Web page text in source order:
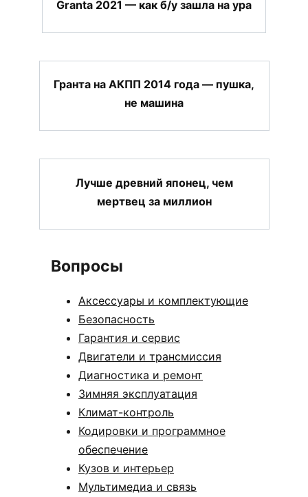
Granta 2021 — как б/у зашла на ура
Гранта на АКПП 2014 года — пушка,
не машина
Лучше древний японец, чем
мертвец за миллион
Вопросы
Аксессуары и комплектующие
Безопасность
Гарантия и сервис
Двигатели и трансмиссия
Диагностика и ремонт
Зимняя эксплуатация
Климат-контроль
Кодировки и программное
обеспечение
Кузов и интерьер
Мультимедиа и связь